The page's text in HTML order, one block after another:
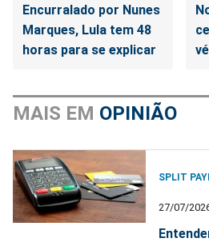
Encurralado por Nunes
Marques, Lula tem 48
horas para se explicar
MAIS EM OPINIÃO
SPLIT
27/07/